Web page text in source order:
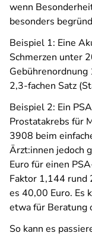
wenn
besonders
Beispiel 1: Eine
Schmerzen unter
Gebührenordnung
2,3-fachen Satz
Beispiel 2: Ein
Prostatakrebs für
3908 beim
Ärzt:innen jedoch
Euro für einen
Faktor 1,144
es 40,00 Euro. Es
etwa für Beratung
So kann es